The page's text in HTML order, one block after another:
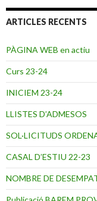
ARTICLES RECENTS
PÀGINA WEB en actiu
Curs 23-24
INICIEM 23-24
LLISTES D’ADMESOS
SOL·LICITUDS
CASAL D’ESTIU 22-23
NOMBRE DE